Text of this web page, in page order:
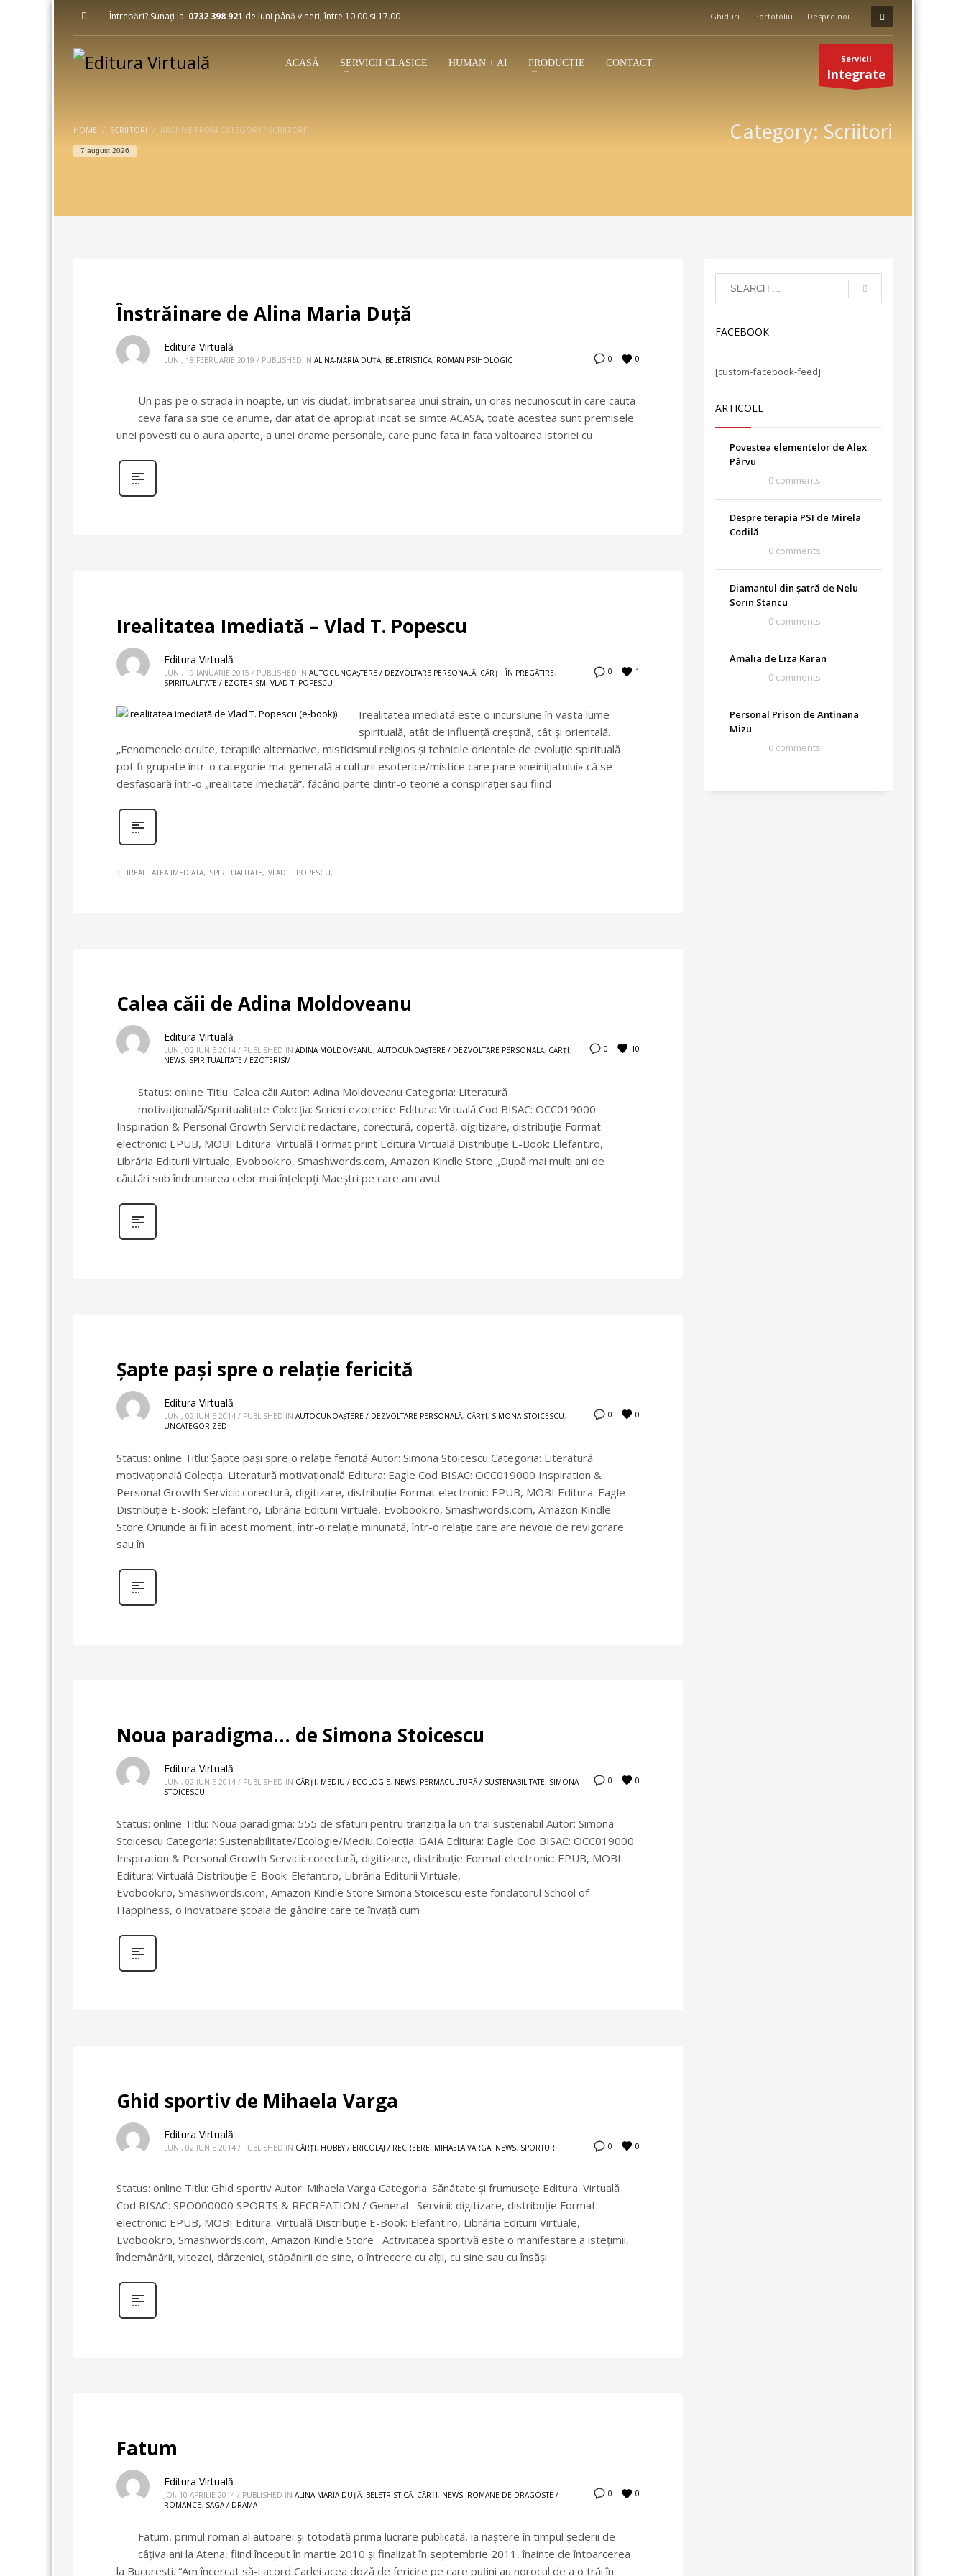
Întrebări? Sunați la: 0732 398 921 de luni până vineri, între 10.00 si 17.00 Ghiduri Portofoliu Despre noi
ACASĂ SERVICII CLASICE HUMAN + AI PRODUCȚIE CONTACT Servicii
Integrate
HOME SCRIITORI ARCHIVE FROM CATEGORY "SCRIITORI"
7 august 2026
Category: Scriitori
Înstrăinare de Alina Maria Duță
0 0
Editura Virtuală
LUNI, 18 FEBRUARIE 2019 / PUBLISHED IN ALINA-MARIA DUŢĂ, BELETRISTICĂ, ROMAN PSIHOLOGIC
Un pas pe o strada in noapte, un vis ciudat, imbratisarea unui strain, un oras necunoscut in care cauta
ceva fara sa stie ce anume, dar atat de apropiat incat se simte ACASA, toate acestea sunt premisele
unei povesti cu o aura aparte, a unei drame personale, care pune fata in fata valtoarea istoriei cu
Irealitatea Imediată – Vlad T. Popescu
0 1
Editura Virtuală
LUNI, 19 IANUARIE 2015 / PUBLISHED IN AUTOCUNOAŞTERE / DEZVOLTARE PERSONALĂ, CĂRȚI, ÎN PREGĂTIRE,
SPIRITUALITATE / EZOTERISM, VLAD T. POPESCU
Irealitatea imediată este o incursiune în vasta lume
spirituală, atât de influenţă creştină, cât şi orientală.
„Fenomenele oculte, terapiile alternative, misticismul religios şi tehnicile orientale de evoluţie spirituală
pot fi grupate într-o categorie mai generală a culturii esoterice/mistice care pare «neiniţiatului» că se
desfaşoară într-o „irealitate imediată“, făcând parte dintr-o teorie a conspiraţiei sau fiind
IREALITATEA IMEDIATA SPIRITUALITATE VLAD T. POPESCU
Calea căii de Adina Moldoveanu
0 10
Editura Virtuală
LUNI, 02 IUNIE 2014 / PUBLISHED IN ADINA MOLDOVEANU, AUTOCUNOAŞTERE / DEZVOLTARE PERSONALĂ, CĂRȚI,
NEWS, SPIRITUALITATE / EZOTERISM
Status: online Titlu: Calea căii Autor: Adina Moldoveanu Categoria: Literatură
motivaţională/Spiritualitate Colecţia: Scrieri ezoterice Editura: Virtuală Cod BISAC: OCC019000
Inspiration & Personal Growth Servicii: redactare, corectură, copertă, digitizare, distribuţie Format
electronic: EPUB, MOBI Editura: Virtuală Format print Editura Virtuală Distribuție E-Book: Elefant.ro,
Librăria Editurii Virtuale, Evobook.ro, Smashwords.com, Amazon Kindle Store „După mai mulți ani de
căutări sub îndrumarea celor mai înțelepți Maeștri pe care am avut
Şapte paşi spre o relaţie fericită
0 0
Editura Virtuală
LUNI, 02 IUNIE 2014 / PUBLISHED IN AUTOCUNOAŞTERE / DEZVOLTARE PERSONALĂ, CĂRȚI, SIMONA STOICESCU,
UNCATEGORIZED
Status: online Titlu: Şapte paşi spre o relaţie fericită Autor: Simona Stoicescu Categoria: Literatură
motivaţională Colecţia: Literatură motivaţională Editura: Eagle Cod BISAC: OCC019000 Inspiration &
Personal Growth Servicii: corectură, digitizare, distribuţie Format electronic: EPUB, MOBI Editura: Eagle
Distribuție E-Book: Elefant.ro, Librăria Editurii Virtuale, Evobook.ro, Smashwords.com, Amazon Kindle
Store Oriunde ai fi în acest moment, într-o relație minunată, într-o relație care are nevoie de revigorare
sau în
Noua paradigma… de Simona Stoicescu
0 0
Editura Virtuală
LUNI, 02 IUNIE 2014 / PUBLISHED IN CĂRȚI, MEDIU / ECOLOGIE, NEWS, PERMACULTURĂ / SUSTENABILITATE, SIMONA
STOICESCU
Status: online Titlu: Noua paradigma: 555 de sfaturi pentru tranziția la un trai sustenabil Autor: Simona
Stoicescu Categoria: Sustenabilitate/Ecologie/Mediu Colecţia: GAIA Editura: Eagle Cod BISAC: OCC019000
Inspiration & Personal Growth Servicii: corectură, digitizare, distribuţie Format electronic: EPUB, MOBI
Editura: Virtuală Distribuție E-Book: Elefant.ro, Librăria Editurii Virtuale,
Evobook.ro, Smashwords.com, Amazon Kindle Store Simona Stoicescu este fondatorul School of
Happiness, o inovatoare școala de gândire care te învață cum
Ghid sportiv de Mihaela Varga
0 0
Editura Virtuală
LUNI, 02 IUNIE 2014 / PUBLISHED IN CĂRȚI, HOBBY / BRICOLAJ / RECREERE, MIHAELA VARGA, NEWS, SPORTURI
Status: online Titlu: Ghid sportiv Autor: Mihaela Varga Categoria: Sănătate şi frumuseţe Editura: Virtuală
Cod BISAC: SPO000000 SPORTS & RECREATION / General Servicii: digitizare, distribuţie Format
electronic: EPUB, MOBI Editura: Virtuală Distribuție E-Book: Elefant.ro, Librăria Editurii Virtuale,
Evobook.ro, Smashwords.com, Amazon Kindle Store Activitatea sportivă este o manifestare a istețimii,
îndemânării, vitezei, dârzeniei, stăpânirii de sine, o întrecere cu alții, cu sine sau cu însăși
Fatum
0 0
Editura Virtuală
JOI, 10 APRILIE 2014 / PUBLISHED IN ALINA-MARIA DUŢĂ, BELETRISTICĂ, CĂRȚI, NEWS, ROMANE DE DRAGOSTE /
ROMANCE, SAGA / DRAMA
Fatum, primul roman al autoarei şi totodată prima lucrare publicată, ia naştere în timpul şederii de
câţiva ani la Atena, fiind început în martie 2010 şi finalizat în septembrie 2011, înainte de întoarcerea
la Bucureşti. “Am încercat să-i acord Carlei acea doză de fericire pe care puţini au norocul de a o trăi în
FACEBOOK
[custom-facebook-feed]
ARTICOLE
Povestea elementelor de Alex
Pârvu
0 comments
Despre terapia PSI de Mirela
Codilă
0 comments
Diamantul din șatră de Nelu
Sorin Stancu
0 comments
Amalia de Liza Karan
0 comments
Personal Prison de Antinana
Mizu
0 comments